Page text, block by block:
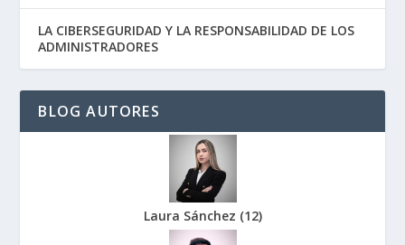
LA CIBERSEGURIDAD Y LA RESPONSABILIDAD DE LOS
ADMINISTRADORES
BLOG AUTORES
Laura Sánchez (12)